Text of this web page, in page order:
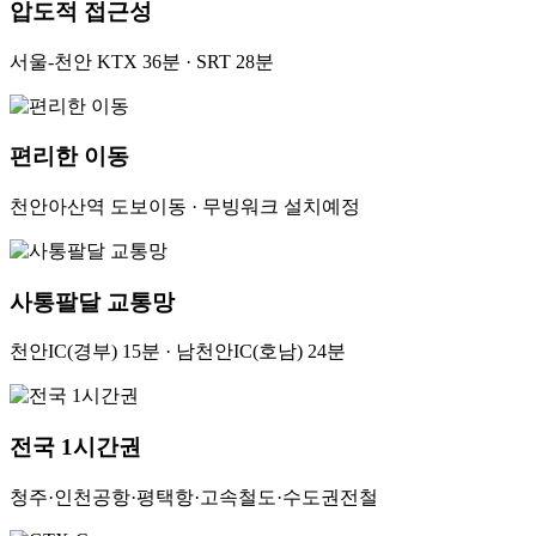
압도적 접근성
서울-천안 KTX 36분 · SRT 28분
편리한 이동
천안아산역 도보이동 · 무빙워크 설치예정
사통팔달 교통망
천안IC(경부) 15분 · 남천안IC(호남) 24분
전국 1시간권
청주·인천공항·평택항·고속철도·수도권전철